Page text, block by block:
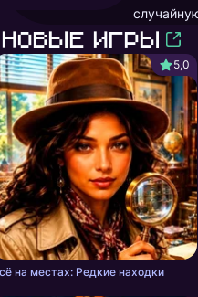
Новые игры
5,0
на местах: Редкие находки